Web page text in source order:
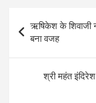
p
p
Post
navigation
ऋषिकेश के शिवाजी
बना वजह
श्री महंत